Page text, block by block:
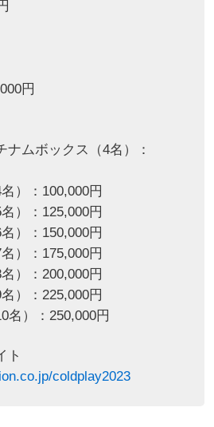
円
ナムボックス（4名）：
）：100,000円
）：125,000円
）：150,000円
）：175,000円
）：200,000円
）：225,000円
名）：250,000円
ト
coldplay2023